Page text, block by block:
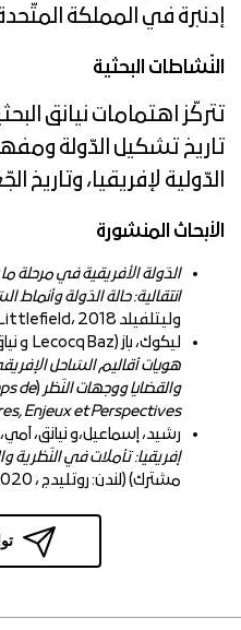
إدنبرة في المملكة المتّحدة
النّشاطات البحثية
تتركّز اهتمامات نيانق
تاريخ تشكيل الدّولة
الدّولية لإفريقيا، وتاريخ
الأبحاث المنشورة
الدّولة الأفريقية في مرحلة
انتقالية: حالة الدّولة وأنماط
وليتلفيلد Rowman & Littlefield، 2018)
ليكوك، باز (Lecocq Baz و نياق، آمي (Niang، Amy)، محرران:
هويات أقاليم السّاحل
والقضايا ووجهات النّظر(
de
Enjeux et Perspectives
رشيد، إسماعيل،و نيانق،
إفريقيا: تأملات في النّظرية
مشترك) (لندن: روتليدج ، 2020)